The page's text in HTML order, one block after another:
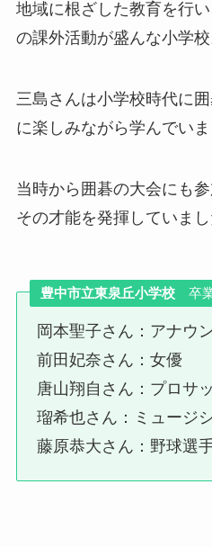
地域に根ざした教育を行
の課外活動が盛んな小学校
三島さんは小学校時代に
に楽しみながら学んでいま
当時から囲碁の大会にも
その才能を発揮していまし
豊中市立東泉丘小学校卒業
岡本聖子さん：アナウ
前田妃奈さん：女優
唐山翔自さん：プロサ
瑠希也さん：ミュージ
藤原恭大さん：野球選